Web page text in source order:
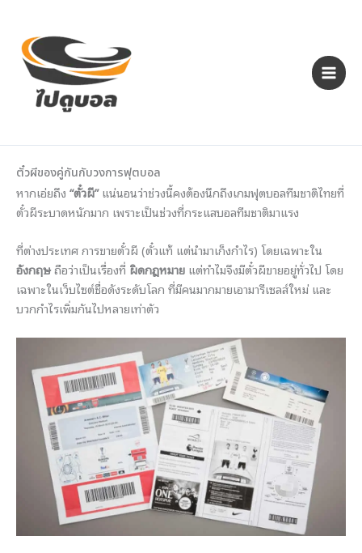
content
ตั๋วผีของคู่กันกับวงการฟุตบอล
หากเอ่ยถึง “ตั๋วผี”แน่นอนว่าช่วงนี้คงต้องนึกถึงเกมฟุตบอลทีมชาติไทยที่
ตั๋วผีระบาดหนักมาก เพราะเป็นช่วงที่กระแสบอลทีมชาติมาแรง
ที่ต่างประเทศ การขายตั๋วผี (ตั๋วแท้ แต่นำมาเก็งกำไร) โดยเฉพาะใน
อังกฤษถือว่าเป็นเรื่องที่ ผิดกฎหมาย แต่ทำไมจึงมีตั๋วผีขายอยู่ทั่วไป โดย
เฉพาะในเว็บไซต์ชื่อดังระดับโลก ที่มีคนมากมายเอามารีเซลส์ใหม่ และ
บวกกำไรเพิ่มกันไปหลายเท่าตัว